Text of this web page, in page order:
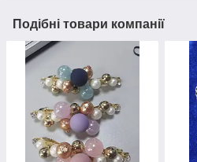
Подібні товари компанії